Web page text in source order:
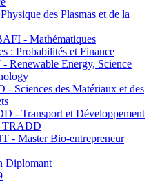
des Plasmas et de la
- Mathématiques
: Probabilités et Finance
Renewable Energy, Science
- Sciences des Matériaux et des
- Transport et Développement
TRADD
- Master Bio-entrepreneur
Diplomant